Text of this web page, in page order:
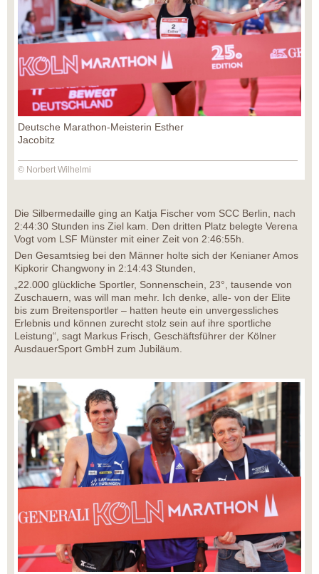
Deutsche Marathon-Meisterin Esther
Jacobitz
© Norbert Wilhelmi
Die Silbermedaille ging an Katja Fischer vom SCC Berlin, nach
2:44:30 Stunden ins Ziel kam. Den dritten Platz belegte Verena
Vogt vom LSF Münster mit einer Zeit von 2:46:55h.
Den Gesamtsieg bei den Männer holte sich der Kenianer Amos
Kipkorir Changwony in 2:14:43 Stunden,
„22.000 glückliche Sportler, Sonnenschein, 23°, tausende von
Zuschauern, was will man mehr. Ich denke, alle- von der Elite
bis zum Breitensportler – hatten heute ein unvergessliches
Erlebnis und können zurecht stolz sein auf ihre sportliche
Leistung“, sagt Markus Frisch, Geschäftsführer der Kölner
AusdauerSport GmbH zum Jubiläum.